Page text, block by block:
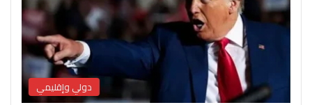
دولي وإقليمي